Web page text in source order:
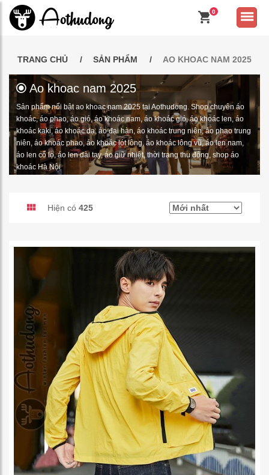
0
TRANG CHỦ SẢN PHẨM AO KHOAC NAM 2025
Ao khoac nam 2025
Sản phẩm nổi bật ao khoac nam 2025 tại Aothudong. Shop chuyên áo
khoác, áo phao, áo gió, áo khoác nam, áo khoác gió, áo khoác len, áo
khoác kaki, áo khoác dạ, áo đại hàn, áo khoác trung niên, áo phao trung
niên, áo khoác phao, áo khoác lót lông, áo khoác lông vũ, áo len nam,
áo len cổ lọ, áo len dài tay, áo giữ nhiệt, thời trang thu đông, shop áo
khoác Hà Nội
Hiện có 425